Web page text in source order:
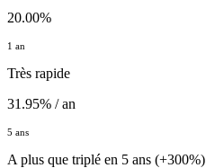
20.00%
1 an
Très rapide
31.95% / an
5 ans
A plus que triplé en 5 ans (+300%)